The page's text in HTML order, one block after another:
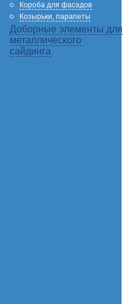
Короба для фасадов
Козырьки, парапеты
Доборные элементы для
металлического
сайдинга